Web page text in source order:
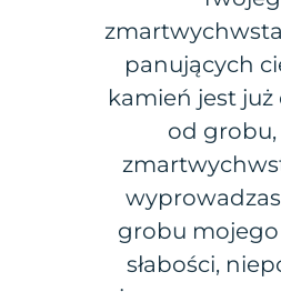
panujących
kamień jest
od grobu,
grobu
słabości,